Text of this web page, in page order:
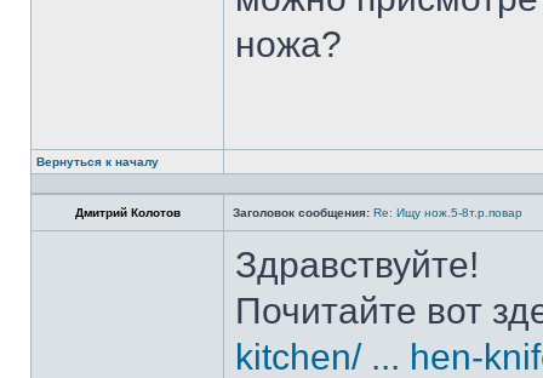
ножа?
Вернуться к началу
Дмитрий Колотов Заголовок сообщения: Re: Ищу нож.5-8т.р.повар
Здравствуйте!
Почитайте вот
kitchen/ ... hen-